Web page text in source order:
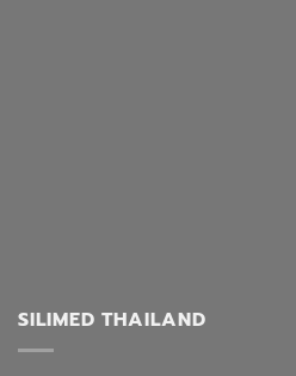
SILIMED THAILAND